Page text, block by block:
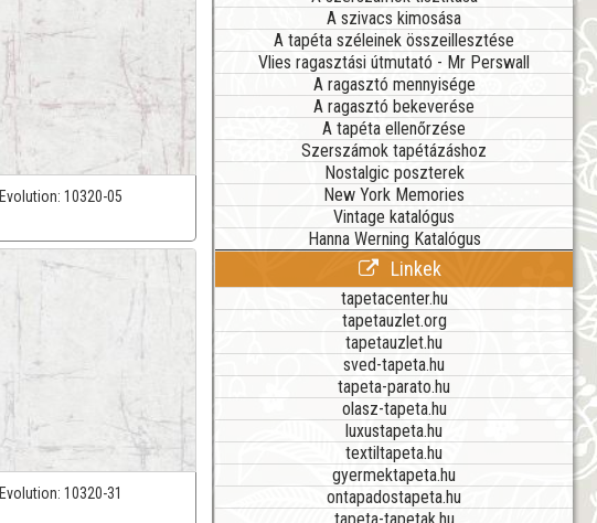
Evolution:10320-05
Evolution:10320-31
A szivacs kimosása
A tapéta széleinek összeillesztése
Vlies ragasztási útmutató - Mr Perswall
A ragasztó mennyisége
A ragasztó bekeverése
A tapéta ellenőrzése
Szerszámok tapétázáshoz
Nostalgic poszterek
New York Memories
Vintage katalógus
Hanna Werning Katalógus
Linkek
tapetacenter.hu
tapetauzlet.org
tapetauzlet.hu
sved-tapeta.hu
tapeta-parato.hu
olasz-tapeta.hu
luxustapeta.hu
textiltapeta.hu
gyermektapeta.hu
ontapadostapeta.hu
tapeta-tapetak.hu